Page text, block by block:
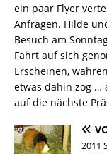
ein paar Flyer
Anfragen. Hilde
Besuch am
Fahrt auf sich
Erscheinen,
etwas dahin zog …
auf die nächste
2011